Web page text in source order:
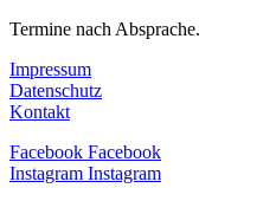
Termine nach Absprache.
Impressum
Datenschutz
Kontakt
Facebook Facebook
Instagram Instagram